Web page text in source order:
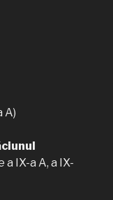
A)
IX-a A, a IX-